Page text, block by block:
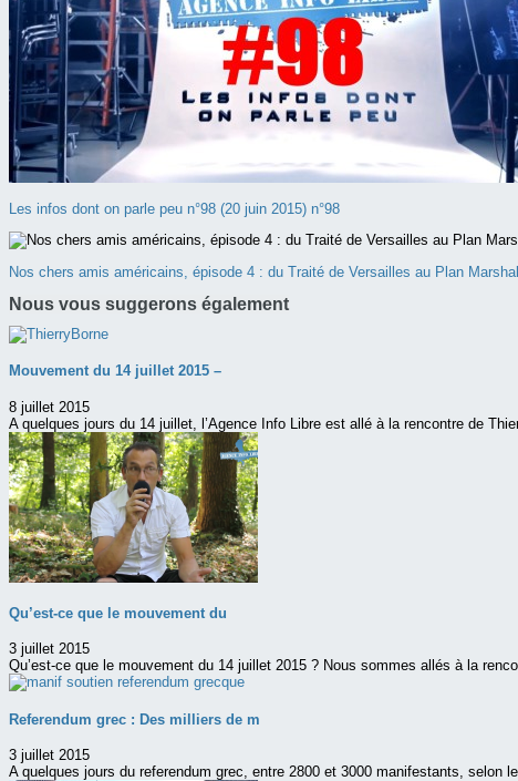
Les infos dont on parle peu n°98 (20 juin 2015) n°98
Nos chers amis américains, épisode 4 : du Traité de Versailles au Plan Marshall
Nous vous suggerons également
Mouvement du 14 juillet 2015 –
8 juillet 2015
A quelques jours du 14 juillet, l’Agence Info Libre est allé à la rencontre de
Qu’est-ce que le mouvement du
3 juillet 2015
Qu’est-ce que le mouvement du 14 juillet 2015 ? Nous sommes allés à la
Referendum grec : Des milliers de m
3 juillet 2015
A quelques jours du referendum grec, entre 2800 et 3000 manifestants, selon